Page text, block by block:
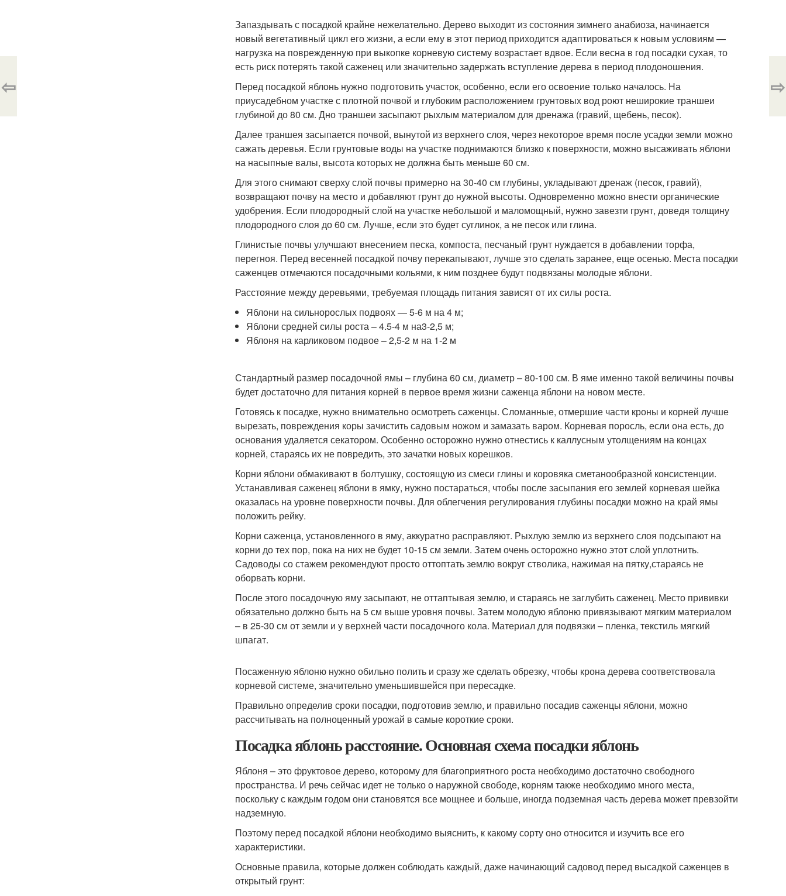
Запаздывать с посадкой крайне нежелательно. Дерево выходит из состояния зимнего анабиоза, начинается
новый вегетативный цикл его жизни, а если ему в этот период приходится адаптироваться к новым условиям —
нагрузка на поврежденную при выкопке корневую систему возрастает вдвое. Если весна в год посадки сухая, то
есть риск потерять такой саженец или значительно задержать вступление дерева в период плодоношения.
Перед посадкой яблонь нужно подготовить участок, особенно, если его освоение только началось. На
приусадебном участке с плотной почвой и глубоким расположением грунтовых вод роют неширокие траншеи
глубиной до 80 см. Дно траншеи засыпают рыхлым материалом для дренажа (гравий, щебень, песок).
Далее траншея засыпается почвой, вынутой из верхнего слоя, через некоторое время после усадки земли можно
сажать деревья. Если грунтовые воды на участке поднимаются близко к поверхности, можно высаживать яблони
на насыпные валы, высота которых не должна быть меньше 60 см.
Для этого снимают сверху слой почвы примерно на 30-40 см глубины, укладывают дренаж (песок, гравий),
возвращают почву на место и добавляют грунт до нужной высоты. Одновременно можно внести органические
удобрения. Если плодородный слой на участке небольшой и маломощный, нужно завезти грунт, доведя толщину
плодородного слоя до 60 см. Лучше, если это будет суглинок, а не песок или глина.
Глинистые почвы улучшают внесением песка, компоста, песчаный грунт нуждается в добавлении торфа,
перегноя. Перед весенней посадкой почву перекапывают, лучше это сделать заранее, еще осенью. Места посадки
саженцев отмечаются посадочными кольями, к ним позднее будут подвязаны молодые яблони.
Расстояние между деревьями, требуемая площадь питания зависят от их силы роста.
Яблони на сильнорослых подвоях — 5-6 м на 4 м;
Яблони средней силы роста – 4.5-4 м на3-2,5 м;
Яблоня на карликовом подвое – 2,5-2 м на 1-2 м
Стандартный размер посадочной ямы – глубина 60 см, диаметр – 80-100 см. В яме именно такой величины почвы
будет достаточно для питания корней в первое время жизни саженца яблони на новом месте.
Готовясь к посадке, нужно внимательно осмотреть саженцы. Сломанные, отмершие части кроны и корней лучше
вырезать, повреждения коры зачистить садовым ножом и замазать варом. Корневая поросль, если она есть, до
основания удаляется секатором. Особенно осторожно нужно отнестись к каллусным утолщениям на концах
корней, стараясь их не повредить, это зачатки новых корешков.
Корни яблони обмакивают в болтушку, состоящую из смеси глины и коровяка сметанообразной консистенции.
Устанавливая саженец яблони в ямку, нужно постараться, чтобы после засыпания его землей корневая шейка
оказалась на уровне поверхности почвы. Для облегчения регулирования глубины посадки можно на край ямы
положить рейку.
Корни саженца, установленного в яму, аккуратно расправляют. Рыхлую землю из верхнего слоя подсыпают на
корни до тех пор, пока на них не будет 10-15 см земли. Затем очень осторожно нужно этот слой уплотнить.
Садоводы со стажем рекомендуют просто оттоптать землю вокруг стволика, нажимая на пятку,стараясь не
оборвать корни.
После этого посадочную яму засыпают, не оттаптывая землю, и стараясь не заглубить саженец. Место прививки
обязательно должно быть на 5 см выше уровня почвы. Затем молодую яблоню привязывают мягким материалом
– в 25-30 см от земли и у верхней части посадочного кола. Материал для подвязки – пленка, текстиль мягкий
шпагат.
Посаженную яблоню нужно обильно полить и сразу же сделать обрезку, чтобы крона дерева соответствовала
корневой системе, значительно уменьшившейся при пересадке.
Правильно определив сроки посадки, подготовив землю, и правильно посадив саженцы яблони, можно
рассчитывать на полноценный урожай в самые короткие сроки.
Посадка яблонь расстояние. Основная схема посадки яблонь
Яблоня – это фруктовое дерево, которому для благоприятного роста необходимо достаточно свободного
пространства. И речь сейчас идет не только о наружной свободе, корням также необходимо много места,
поскольку с каждым годом они становятся все мощнее и больше, иногда подземная часть дерева может превзойти
надземную.
Поэтому перед посадкой яблони необходимо выяснить, к какому сорту оно относится и изучить все его
характеристики.
Основные правила, которые должен соблюдать каждый, даже начинающий садовод перед высадкой саженцев в
открытый грунт:
⇦ ⇨